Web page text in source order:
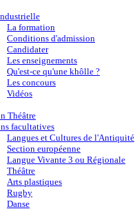
La formation
Conditions d'admission
Candidater
Les enseignements
Qu'est-ce qu'une khôlle ?
Les concours
Vidéos
Théâtre
facultatives
Langues et Cultures de l'Antiquité
Section européenne
Langue Vivante 3 ou Régionale
Théâtre
Arts plastiques
Rugby
Danse